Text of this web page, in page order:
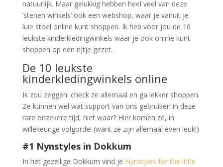
natuurlijk. Maar gelukkig hebben heel veel van deze
‘stenen winkels’ ook een webshop, waar je vanuit je
luie stoel online kunt shoppen. Ik heb voor jou de 10
leukste kinderkledingwinkels waar je ook online kunt
shoppen op een rijtje gezet.
De 10 leukste
kinderkledingwinkels online
Ik zou zeggen: check ze allemaal en ga lekker shoppen.
Ze kunnen wel wat support van ons gebruiken in deze
rare onzekere tijd, niet waar? Hier komen ze, in
willekeurige volgorde! (want ze zijn allemaal even leuk!)
#1 Nynstyles in Dokkum
In het gezellige Dokkum vind je Nynstyles for the little